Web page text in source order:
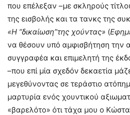
που επέλεξαν –με σκληρούς
της εισβολής και τα τανκς της
«Η “δικαίωση”της χούντας» (
να θέσουν υπό αμφισβήτηση την
συγγραφέα και επιμελητή της
–που επί μία σχεδόν δεκαετία
μεγεθύνοντας σε τεράστιο
μαρτυρία ενός χουντικού
«βαρελότο» ότι τάχα μου ο